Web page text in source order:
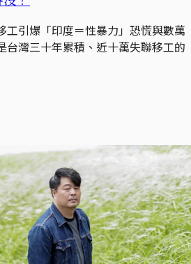
工引爆「印度＝性暴力」恐慌與數萬
台灣三十年累積、近十萬失聯移工的